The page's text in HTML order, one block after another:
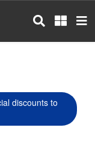
discounts to